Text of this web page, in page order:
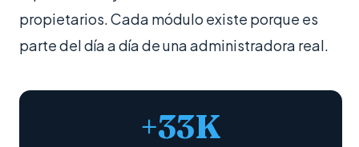
propietarios. Cada módulo existe porque es
parte del día a día de una administradora real.
+33K